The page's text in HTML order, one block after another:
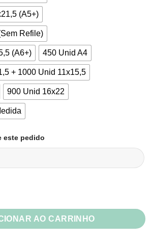
(A5+)
Refile)
(A6+) 450 Unid A4
+ 1000 Unid 11x15,5
900 Unid 16x22
este pedido
Horlle 1.5 mm Fardo c/ 50 Placas
AO CARRINHO